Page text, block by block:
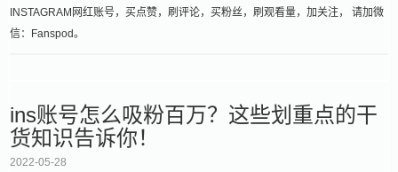
INSTAGRAM网红账号，买点赞，刷评论，买粉丝，刷观看量，加关注， 请加微
信：Fanspod。
ins账号怎么吸粉百万？这些划重点的干
货知识告诉你！
2022-05-28